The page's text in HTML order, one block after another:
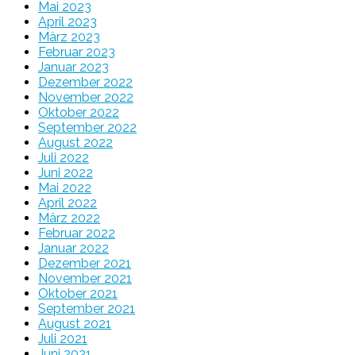
Mai 2023
April 2023
März 2023
Februar 2023
Januar 2023
Dezember 2022
November 2022
Oktober 2022
September 2022
August 2022
Juli 2022
Juni 2022
Mai 2022
April 2022
März 2022
Februar 2022
Januar 2022
Dezember 2021
November 2021
Oktober 2021
September 2021
August 2021
Juli 2021